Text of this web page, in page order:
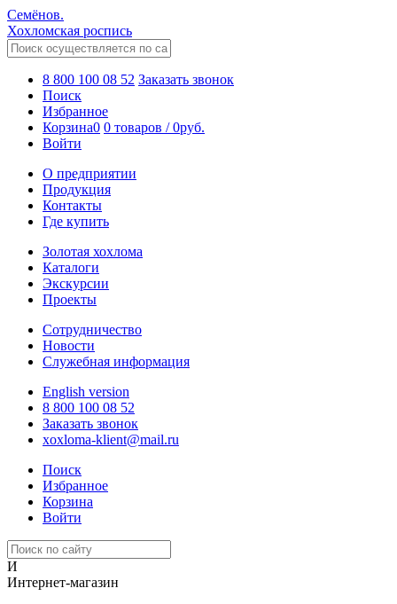
Семёнов.
Хохломская роспись
8 800 100 08 52 Заказать звонок
Поиск
Избранное
Корзина0 0 товаров /0руб.
Войти
О предприятии
Продукция
Контакты
Где купить
Золотая хохлома
Каталоги
Экскурсии
Проекты
Сотрудничество
Новости
Служебная информация
English version
8 800 100 08 52
Заказать звонок
xoxloma-klient@mail.ru
Поиск
Избранное
Корзина
Войти
И
Интернет-магазин